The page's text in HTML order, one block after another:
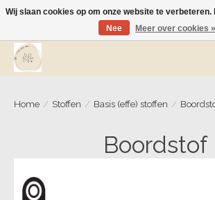
Wij zijn op vakantie! Vanaf zaterdag 9 mei worden er
Home / Stoffen / Basis (effe) stoffen /
Boordstof
Wij slaan cookies op om onze website te verbeteren.
Nee
Meer over cookies »